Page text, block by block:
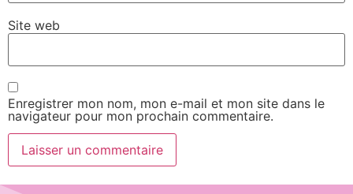
Site web
Enregistrer mon nom, mon e-mail et mon site dans le
navigateur pour mon prochain commentaire.